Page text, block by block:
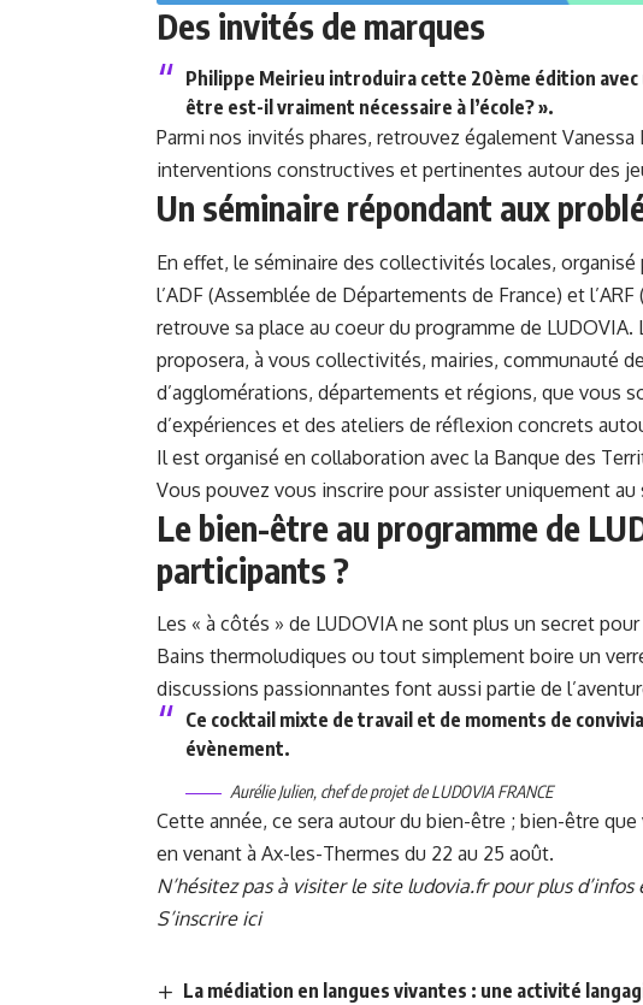
Des invités de marques
Philippe Meirieu introduira cette 20ème édition
être est-il vraiment nécessaire à l’école? ».
Parmi nos invités phares, retrouvez également Vanessa
interventions constructives et pertinentes autour des
Un séminaire répondant aux
En effet, le séminaire des collectivités locales,
l’ADF (Assemblée de Départements de France) et
retrouve sa place au coeur du programme de
proposera, à vous collectivités, mairies, communauté
d’agglomérations, départements et régions, que vous
d’expériences et des ateliers de réflexion concrets
Il est organisé en collaboration avec la Banque des
Vous pouvez vous inscrire pour assister uniquement
Le bien-être au programme de
participants ?
Les « à côtés » de LUDOVIA ne sont plus un secret
Bains thermoludiques ou tout simplement boire un
discussions passionnantes font aussi partie de
Ce cocktail mixte de travail et de moments de
évènement.
Aurélie Julien, chef de projet de LUDOVIA FRANCE
Cette année, ce sera autour du bien-être ; bien-être
en venant à Ax-les-Thermes du 22 au 25 août.
N’hésitez pas à visiterle site ludovia.frpour plus d’infos
S’inscrire ici
La médiation en langues vivantes : une activité